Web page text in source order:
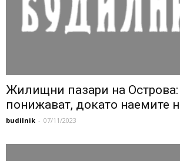
Жилищни пазари на Острова:
понижават, докато наемите
budilnik - 07/11/2023